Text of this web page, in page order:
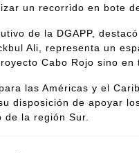
un recorrido en bote
de la DGAPP,
Ali, representa un
Cabo Rojo sino
las Américas y el
disposición de apoyar
la región Sur.